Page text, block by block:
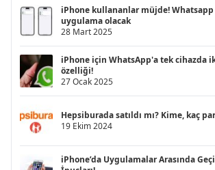
iPhone kullananlar müjde! Whatsapp
uygulama olacak
28 Mart 2025
iPhone için WhatsApp'a tek cihazda
özelliği!
27 Ocak 2025
Hepsiburada satıldı mı? Kime, kaç
19 Ekim 2024
iPhone’da Uygulamalar Arasında